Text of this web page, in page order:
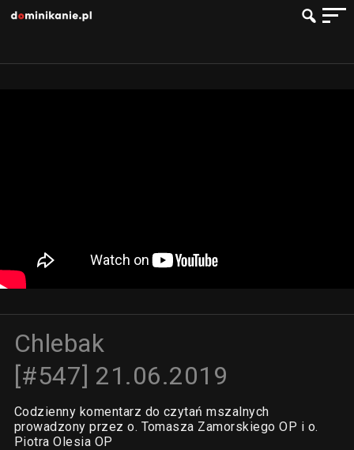
Chlebak
[#547] 21.06.2019
Codzienny komentarz do czytań mszalnych
prowadzony przez o. Tomasza Zamorskiego OP i o.
Piotra Olesia OP